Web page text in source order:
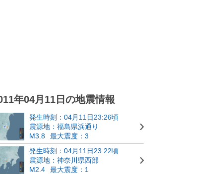
年04月11日の地震情報
発生時刻：04月11日23:26頃
震源地：福島県浜通り
M3.8
最大震度：3
発生時刻：04月11日23:22頃
震源地：神奈川県西部
M2.4
最大震度：1